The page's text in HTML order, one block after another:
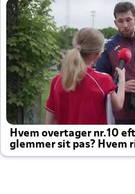
Hvem overtager nr.10
glemmer sit pas? Hvem
altid til efter kampe?